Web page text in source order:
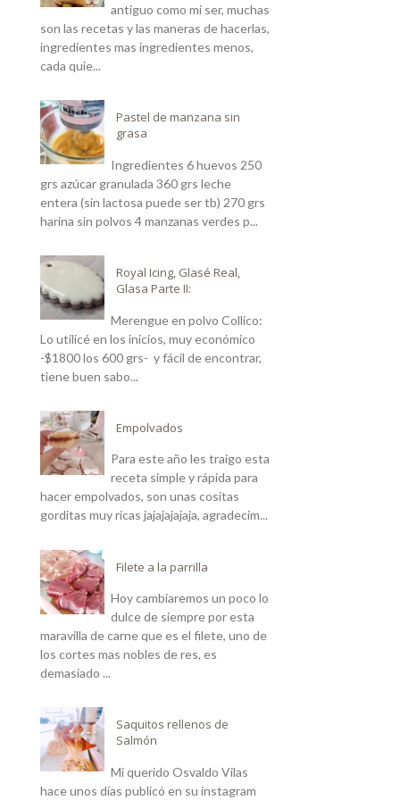
antiguo como mi ser, muchas
son las recetas y las maneras de hacerlas,
ingredientes mas ingredientes menos,
cada quie...
Pastel de manzana sin
grasa
Ingredientes 6 huevos 250
grs azúcar granulada 360 grs leche
entera (sin lactosa puede ser tb) 270 grs
harina sin polvos 4 manzanas verdes p...
Royal Icing, Glasé Real,
Glasa Parte II:
Merengue en polvo Collico:
Lo utilicé en los inicios, muy económico
-$1800 los 600 grs- y fácil de encontrar,
tiene buen sabo...
Empolvados
Para este año les traigo esta
receta simple y rápida para
hacer empolvados, son unas cositas
gorditas muy ricas jajajajajaja, agradecim...
Filete a la parrilla
Hoy cambiaremos un poco lo
dulce de siempre por esta
maravilla de carne que es el filete, uno de
los cortes mas nobles de res, es
demasiado ...
Saquitos rellenos de
Salmón
Mi querido Osvaldo Vilas
hace unos días publicó en su instagram